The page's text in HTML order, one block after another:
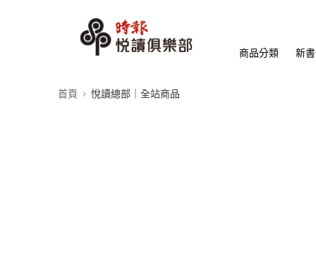
商品分類 新
首頁 悅讀總部｜全站商品